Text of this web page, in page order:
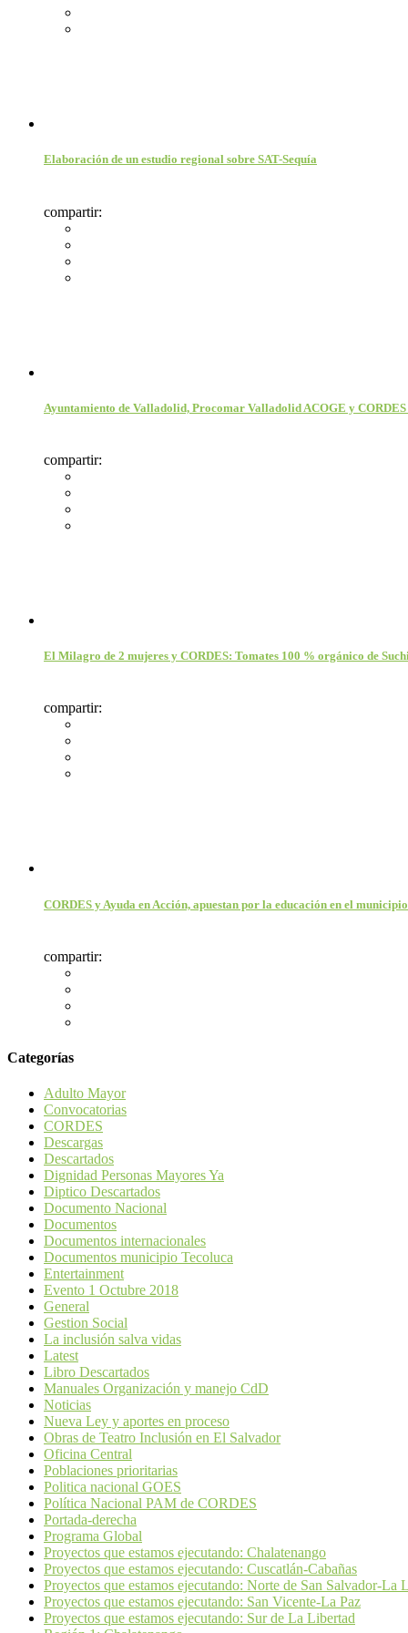
Elaboración de un estudio regional sobre SAT-Sequía
compartir:
Ayuntamiento de Valladolid, Procomar Valladolid ACOGE y
compartir:
El Milagro de 2 mujeres y CORDES: Tomates 100 % orgánico de
compartir:
CORDES y Ayuda en Acción, apuestan por la educación en el
compartir:
Categorías
Adulto Mayor
Convocatorias
CORDES
Descargas
Descartados
Dignidad Personas Mayores Ya
Diptico Descartados
Documento Nacional
Documentos
Documentos internacionales
Documentos municipio Tecoluca
Entertainment
Evento 1 Octubre 2018
General
Gestion Social
La inclusión salva vidas
Latest
Libro Descartados
Manuales Organización y manejo CdD
Noticias
Nueva Ley y aportes en proceso
Obras de Teatro Inclusión en El Salvador
Oficina Central
Poblaciones prioritarias
Politica nacional GOES
Política Nacional PAM de CORDES
Portada-derecha
Programa Global
Proyectos que estamos ejecutando: Chalatenango
Proyectos que estamos ejecutando: Cuscatlán-Cabañas
Proyectos que estamos ejecutando: Norte de San Salvador-La
Proyectos que estamos ejecutando: San Vicente-La Paz
Proyectos que estamos ejecutando: Sur de La Libertad